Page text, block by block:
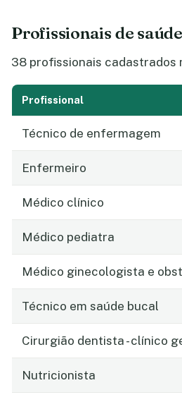
Profissionais de saúde
38 profissionais cadastrados
Profissional
Técnico de enfermagem
Enfermeiro
Médico clínico
Médico pediatra
Médico ginecologista e
Técnico em saúde bucal
Cirurgião dentista - clínico
Nutricionista